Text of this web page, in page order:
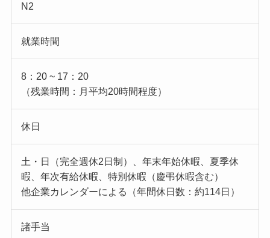
N2
就業時間
8：20 ~ 17：20
（残業時間：月平均20時間程度）
休日
土・日（完全週休2日制）、年末年始休暇、夏季休
暇、年次有給休暇、特別休暇（慶弔休暇含む）
他企業カレンダーによる（年間休日数：約114日）
諸手当